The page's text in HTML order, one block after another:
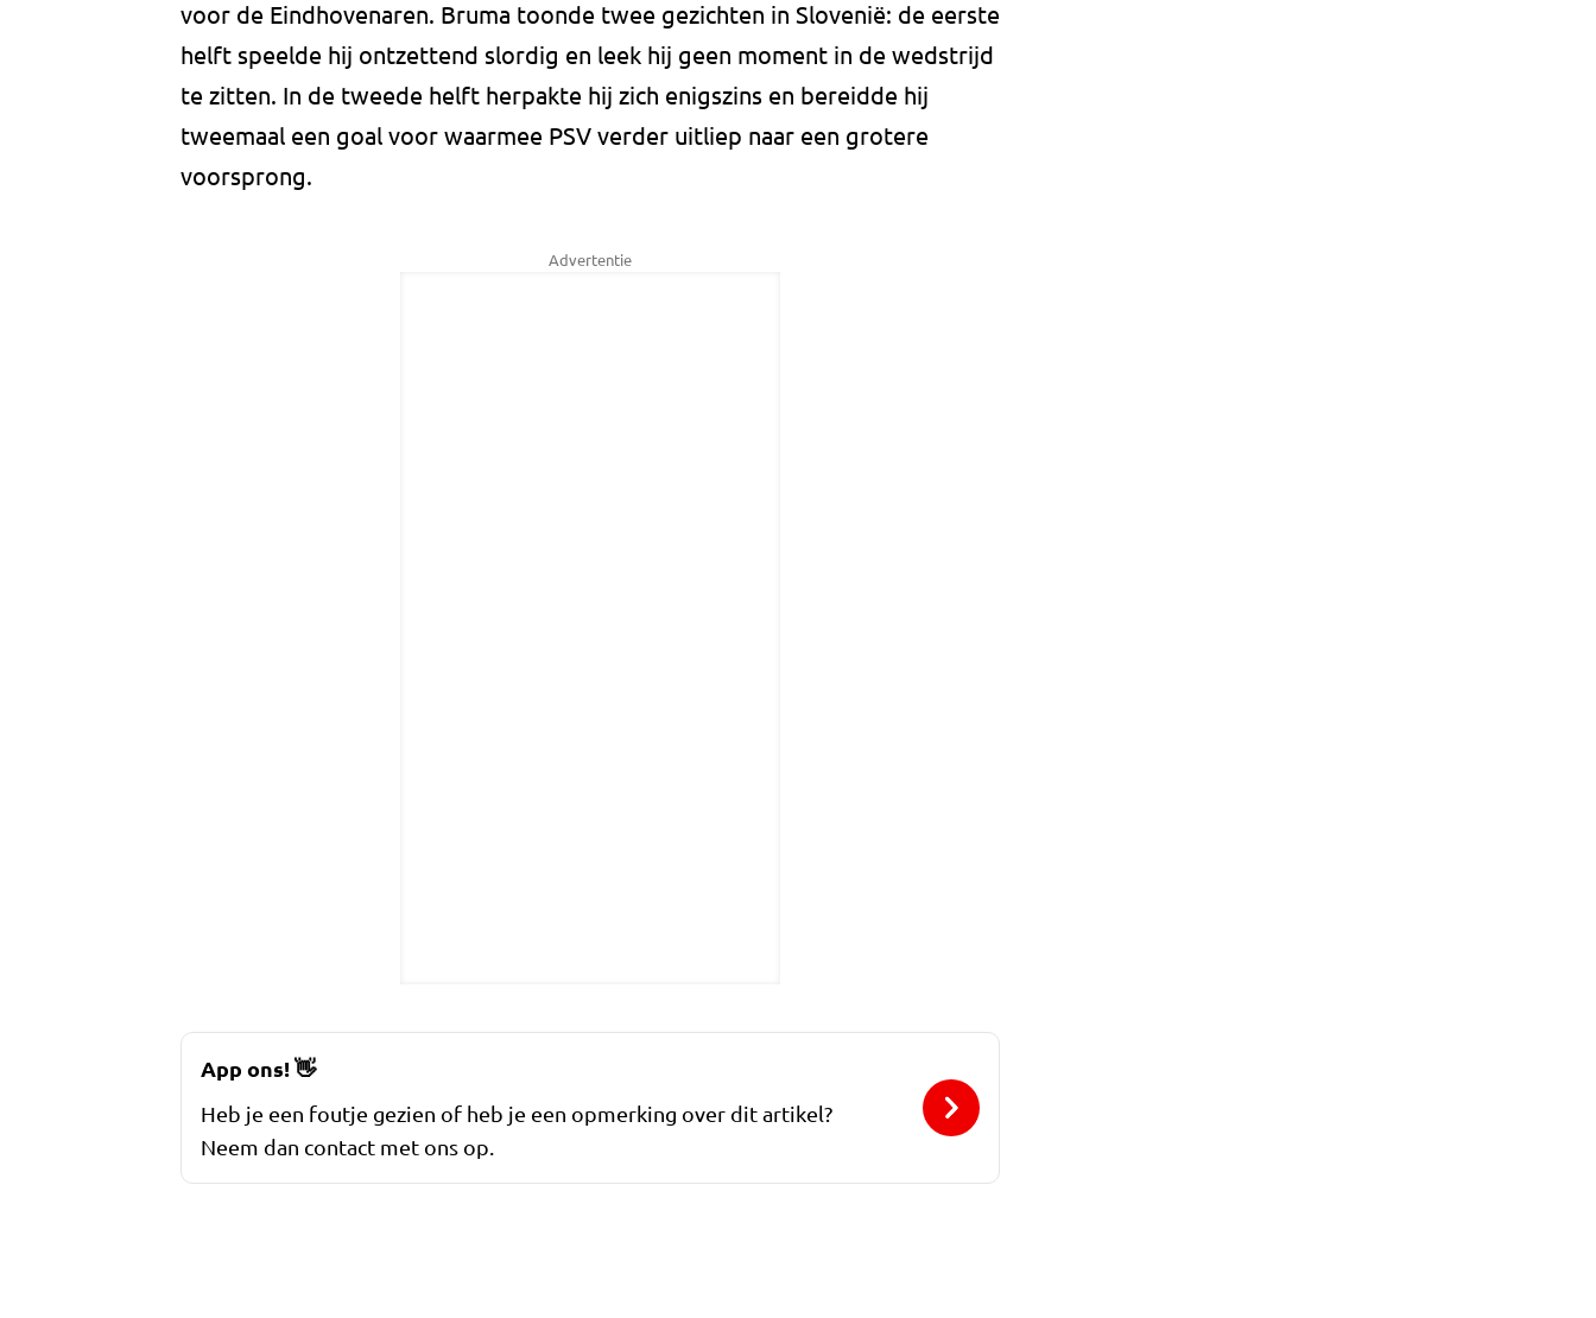
voor de Eindhovenaren. Bruma toonde twee gezichten in Slovenië: de eerste
helft speelde hij ontzettend slordig en leek hij geen moment in de wedstrijd
te zitten. In de tweede helft herpakte hij zich enigszins en bereidde hij
tweemaal een goal voor waarmee PSV verder uitliep naar een grotere
voorsprong.
Advertentie
App ons!👋
Heb je een foutje gezien of heb je een opmerking over dit artikel?
Neem dan contact met ons op.